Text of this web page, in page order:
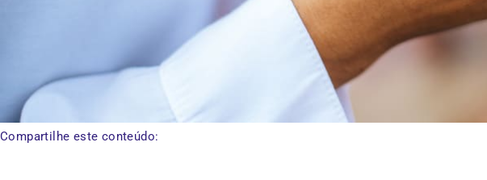
Compartilhe este conteúdo: